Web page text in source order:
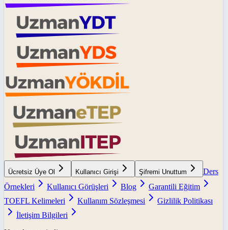
Ücretsiz Üye Ol Kullanıcı Girişi Şifremi Unuttum
Ders
Örnekleri
Kullanıcı Görüşleri Blog
Garantili Eğitim
TOEFL Kelimeleri
Kullanım Sözleşmesi
Gizlilik Politikası
İletişim Bilgileri